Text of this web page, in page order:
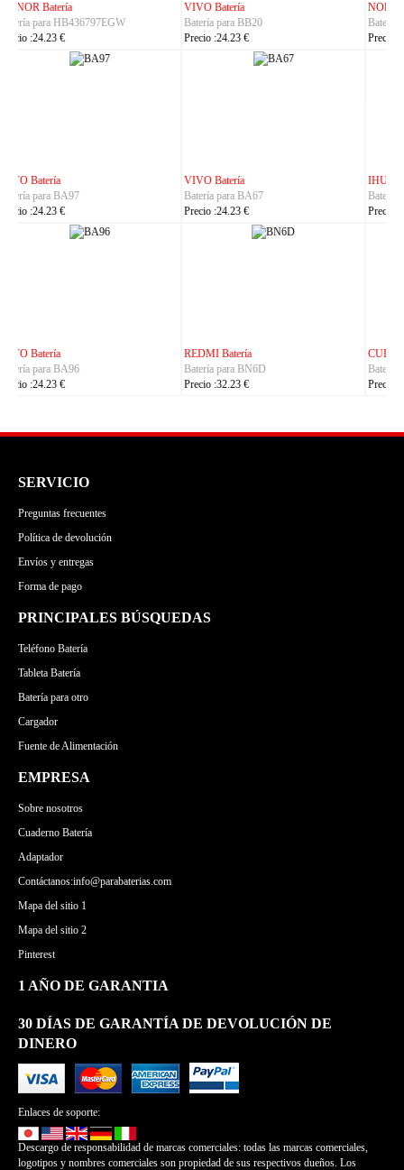
NOKIA Batería
Batería para BL-25AA
Precio :23.23 €
ASUS Batería
Batería para C21P2401
Precio :37.23 €
IHUNT Batería
Batería para Titan-P13000
Precio :30.23 €
HUACE Batería
Batería para LT60
Precio :42.23 €
CUBOT Batería
Batería para C35
Precio :24.23 €
PHILIPS Batería
Batería para S7105
Precio :24.23 €
SERVICIO
Preguntas frecuentes
Política de devolución
Envíos y entregas
Forma de pago
PRINCIPALES BÚSQUEDAS
Teléfono Batería
Tableta Batería
Batería para otro
Cargador
Fuente de Alimentación
EMPRESA
Sobre nosotros
Cuaderno Batería
Adaptador
Contáctanos:info@parabaterias.com
Mapa del sitio 1
Mapa del sitio 2
Pinterest
1 AÑO DE GARANTIA
30 DÍAS DE GARANTÍA DE DEVOLUCIÓN DE
DINERO
Enlaces de soporte:
Descargo de responsabilidad de marcas comerciales: todas las marcas comerciales,
logotipos y nombres comerciales son propiedad de sus respectivos dueños. Los